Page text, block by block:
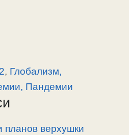
, Глобализм,
Пандемии
верхушки